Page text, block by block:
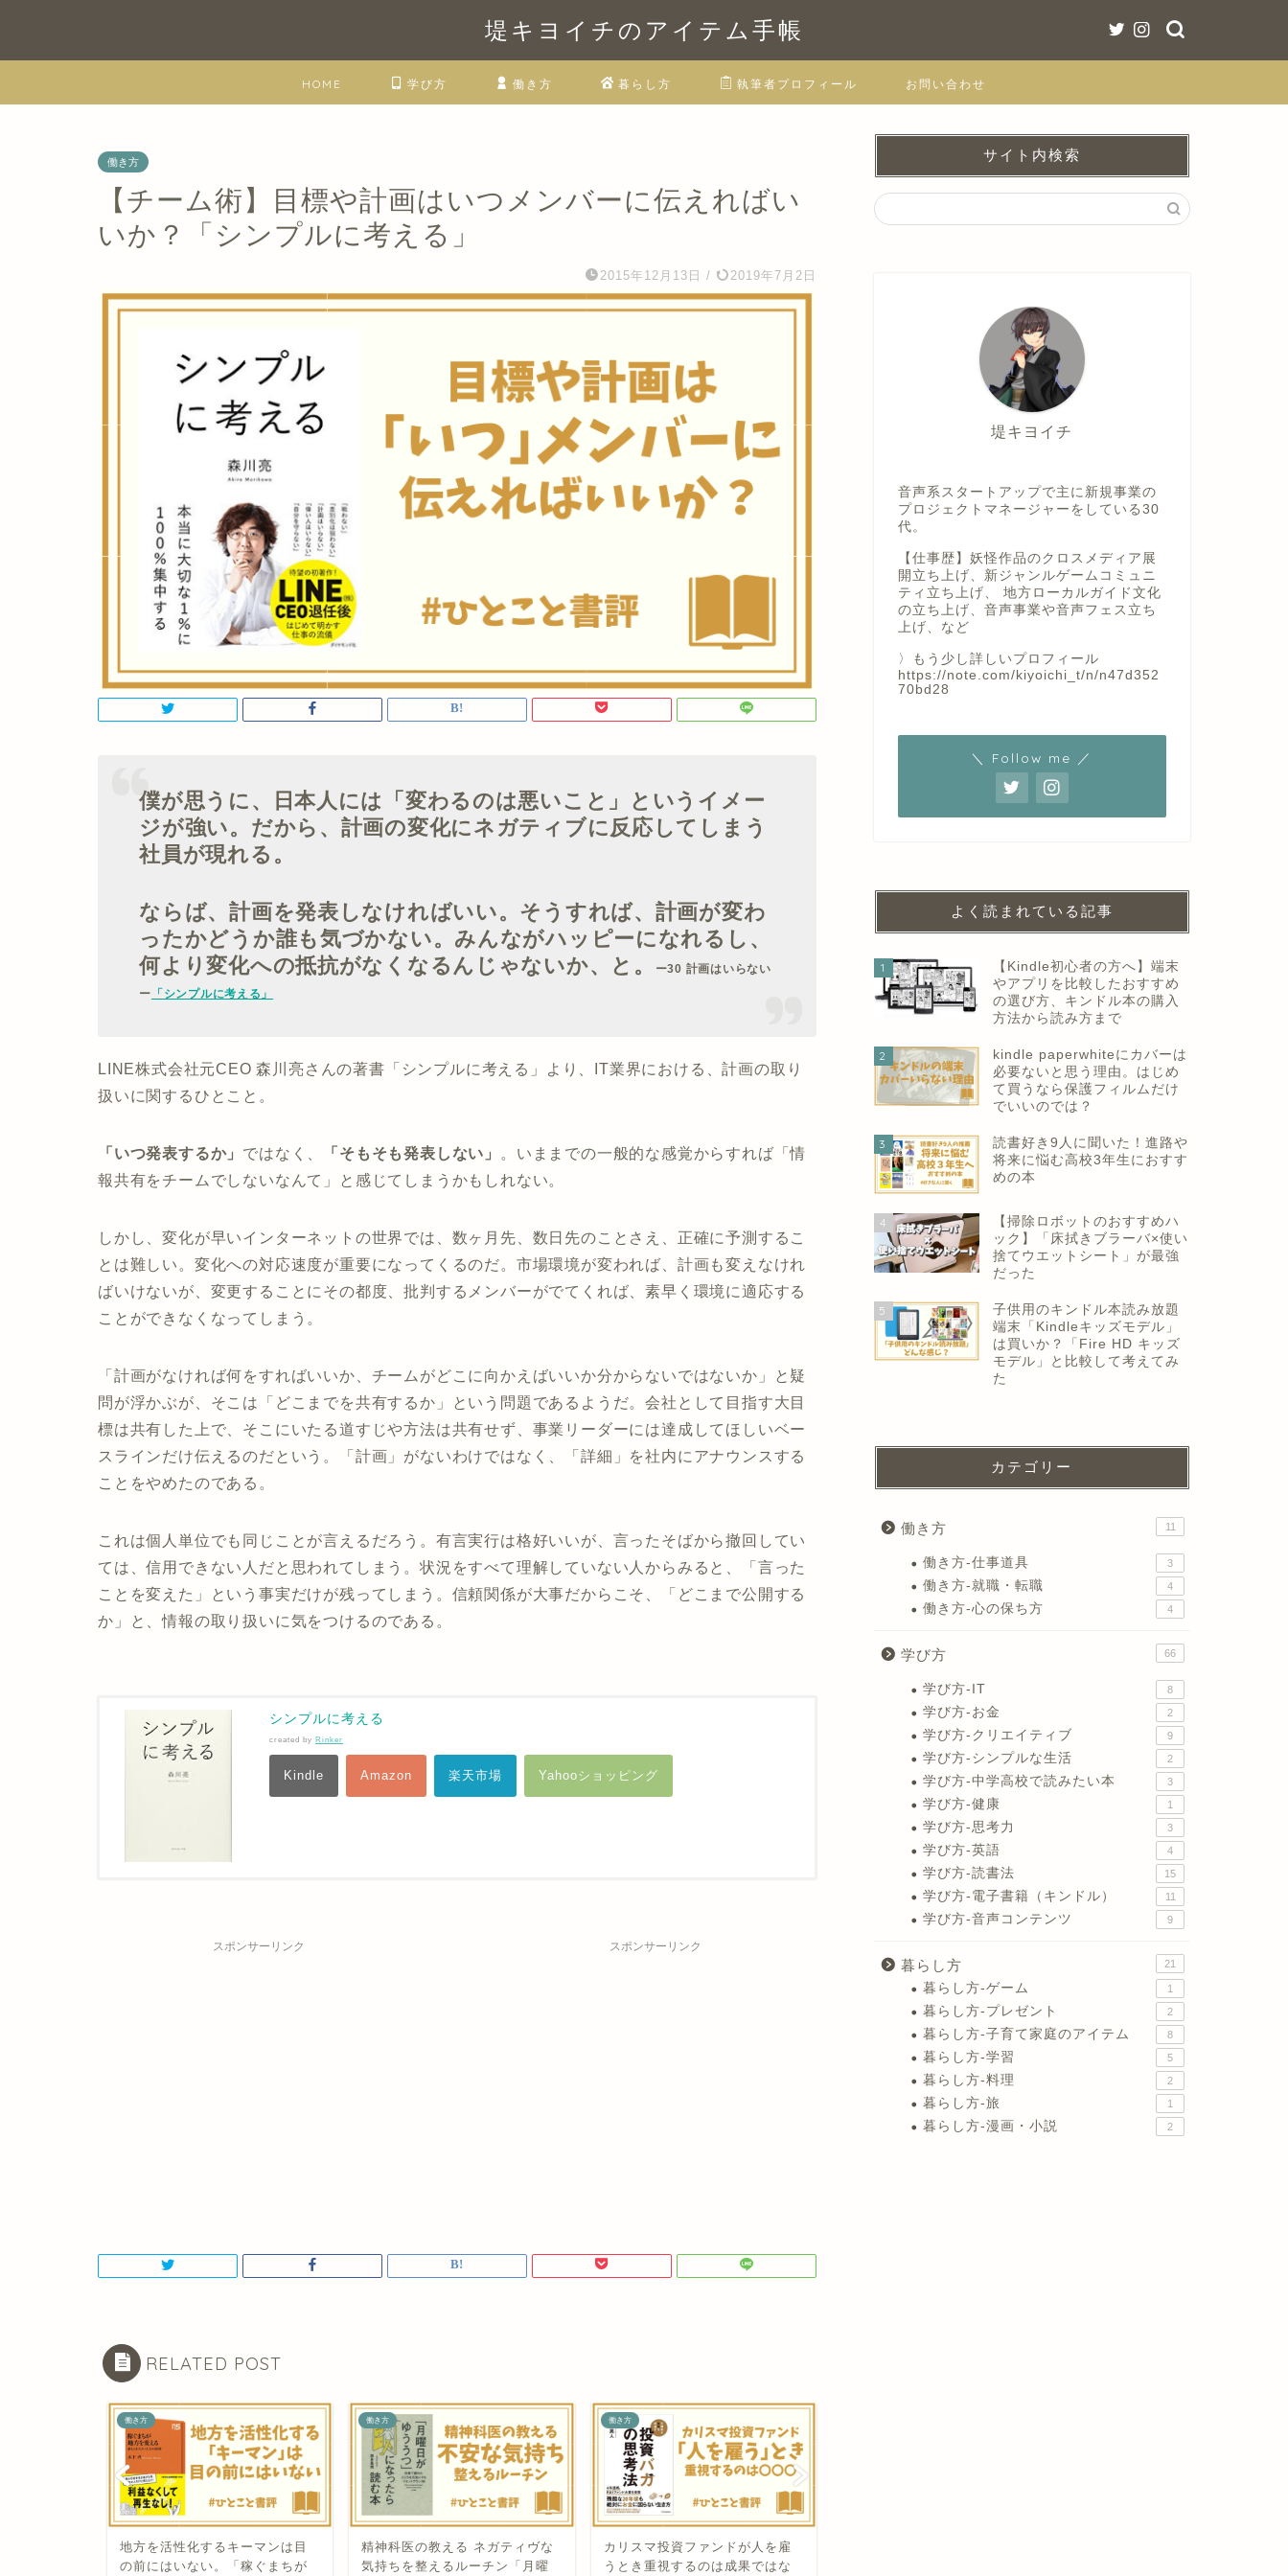
堤キヨイチのアイテム手帳
HOME 学び方 働き方 暮らし方 執筆者プロフィール お問い合わせ
働き方
【チーム術】目標や計画はいつメンバーに伝えればい
いか？「シンプルに考える」
2015年12月13日 / 2019年7月2日
僕が思うに、日本人には「変わるのは悪いこと」というイメー
ジが強い。だから、計画の変化にネガティブに反応してしまう
社員が現れる。
ならば、計画を発表しなければいい。そうすれば、計画が変わ
ったかどうか誰も気づかない。みんながハッピーになれるし、
何より変化への抵抗がなくなるんじゃないか、と。
ー30 計画はいらない
ー 「シンプルに考える」
LINE株式会社元CEO 森川亮さんの著書「シンプルに考える」より、IT業界における、計画の取り
扱いに関するひとこと。
「いつ発表するか」 ではなく、 「そもそも発表しない」
。いままでの一般的な感覚からすれば「情
報共有をチームでしないなんて」と感じてしまうかもしれない。
しかし、変化が早いインターネットの世界では、数ヶ月先、数日先のことさえ、正確に予測するこ
とは難しい。変化への対応速度が重要になってくるのだ。市場環境が変われば、計画も変えなけれ
ばいけないが、変更することにその都度、批判するメンバーがでてくれば、素早く環境に適応する
ことができなくなってしまう。
「計画がなければ何をすればいいか、チームがどこに向かえばいいか分からないではないか」と疑
問が浮かぶが、そこは「どこまでを共有するか」という問題であるようだ。会社として目指す大目
標は共有した上で、そこにいたる道すじや方法は共有せず、事業リーダーには達成してほしいベー
スラインだけ伝えるのだという。「計画」がないわけではなく、「詳細」を社内にアナウンスする
ことをやめたのである。
これは個人単位でも同じことが言えるだろう。有言実行は格好いいが、言ったそばから撤回してい
ては、信用できない人だと思われてしまう。状況をすべて理解していない人からみると、「言った
ことを変えた」という事実だけが残ってしまう。信頼関係が大事だからこそ、「どこまで公開する
か」と、情報の取り扱いに気をつけるのである。
シンプルに考える
created by Rinker
Kindle Amazon 楽天市場 Yahooショッピング
スポンサーリンク スポンサーリンク
RELATED POST
働き方
精神科医の教える ネガティヴな
気持ちを整えるルーチン「月曜
働き方
カリスマ投資ファンドが人を雇
うとき重視するのは成果ではな
働き方
サイト内検索
堤キヨイチ
音声系スタートアップで主に新規事業の
プロジェクトマネージャーをしている30
代。
【仕事歴】妖怪作品のクロスメディア展
開立ち上げ、新ジャンルゲームコミュニ
ティ立ち上げ、 地方ローカルガイド文化
の立ち上げ、音声事業や音声フェス立ち
上げ、など
〉もう少し詳しいプロフィール
https://note.com/kiyoichi_t/n/n47d352
70bd28
＼ Follow me ／
よく読まれている記事
1
【Kindle初心者の方へ】端末
やアプリを比較したおすすめ
の選び方、キンドル本の購入
方法から読み方まで
2
kindle paperwhiteにカバーは
必要ないと思う理由。はじめ
て買うなら保護フィルムだけ
でいいのでは？
3
読書好き9人に聞いた！進路や
将来に悩む高校3年生におすす
めの本
4
【掃除ロボットのおすすめハ
ック】「床拭きブラーバ×使い
捨てウエットシート」が最強
だった
5
子供用のキンドル本読み放題
端末「Kindleキッズモデル」
は買いか？「Fire HD キッズ
モデル」と比較して考えてみ
た
カテゴリー
働き方 11
働き方-仕事道具 3
働き方-就職・転職 4
働き方-心の保ち方 4
学び方 66
学び方-IT 8
学び方-お金 2
学び方-クリエイティブ 9
学び方-シンプルな生活 2
学び方-中学高校で読みたい本 3
学び方-健康 1
学び方-思考力 3
学び方-英語 4
学び方-読書法 15
学び方-電子書籍（キンドル） 11
学び方-音声コンテンツ 9
暮らし方 21
暮らし方-ゲーム 1
暮らし方-プレゼント 2
暮らし方-子育て家庭のアイテム 8
暮らし方-学習 5
暮らし方-料理 2
暮らし方-旅 1
暮らし方-漫画・小説 2